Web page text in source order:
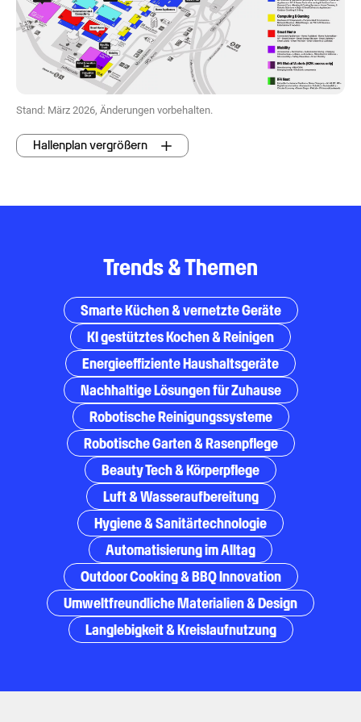
Stand: März 2026, Änderungen vorbehalten.
Hallenplan vergrößern
Trends & Themen
Smarte Küchen & vernetzte Geräte
KI gestütztes Kochen & Reinigen
Energieeffiziente Haushaltsgeräte
Nachhaltige Lösungen für Zuhause
Robotische Reinigungssysteme
Robotische Garten & Rasenpflege
Beauty Tech & Körperpflege
Luft & Wasseraufbereitung
Hygiene & Sanitärtechnologie
Automatisierung im Alltag
Outdoor Cooking & BBQ Innovation
Umweltfreundliche Materialien & Design
Langlebigkeit & Kreislaufnutzung